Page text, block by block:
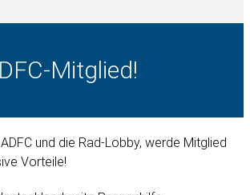
Mitglied!
und die Rad-Lobby, werde Mitglied
Vorteile!